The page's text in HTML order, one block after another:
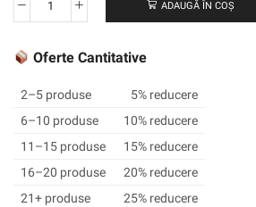
Cantitate
™
™
Flap
Disc
967a,
125
ADAUGĂ ÎN COȘ
Oferte Cantitative
2–5 produse
5% reducere
6–10 produse
10% reducere
11–15 produse
15% reducere
16–20 produse
20% reducere
21+ produse
25% reducere